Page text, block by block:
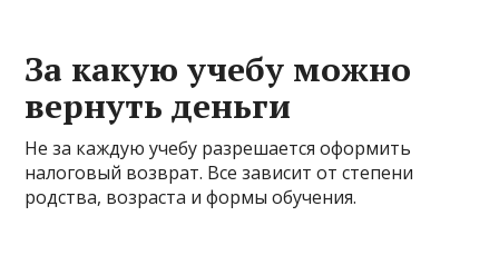
За какую учебу можно
вернуть деньги
Не за каждую учебу разрешается оформить
налоговый возврат. Все зависит от степени
родства, возраста и формы обучения.